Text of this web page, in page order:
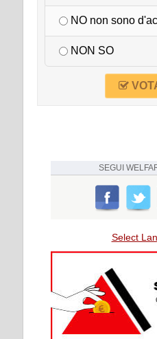
NO non sono
NON SO
SEGUI
Select